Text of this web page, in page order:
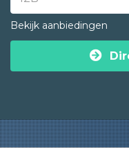
Bekijk aanbiedingen